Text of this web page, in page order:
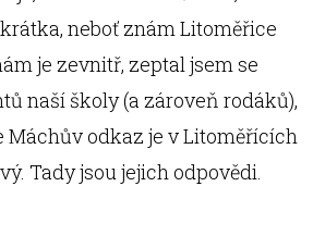
neboť znám Litoměřice
je zevnitř, zeptal jsem se
naší školy (a zároveň rodáků),
Máchův odkaz je v Litoměřících
Tady jsou jejich odpovědi.